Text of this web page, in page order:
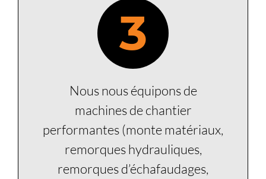
3
Nous nous équipons de
machines de chantier
performantes (monte matériaux,
remorques hydrauliques,
remorques d’échafaudages,